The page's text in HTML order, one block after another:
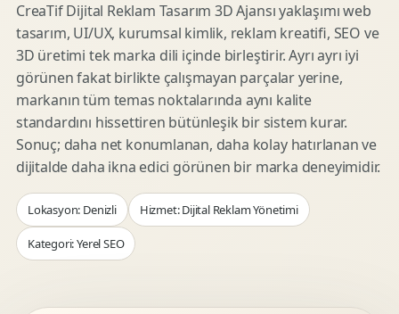
CreaTif Dijital Reklam Tasarım 3D Ajansı yaklaşımı web
tasarım, UI/UX, kurumsal kimlik, reklam kreatifi, SEO ve
3D üretimi tek marka dili içinde birleştirir. Ayrı ayrı iyi
görünen fakat birlikte çalışmayan parçalar yerine,
markanın tüm temas noktalarında aynı kalite
standardını hissettiren bütünleşik bir sistem kurar.
Sonuç; daha net konumlanan, daha kolay hatırlanan ve
dijitalde daha ikna edici görünen bir marka deneyimidir.
Lokasyon: Denizli Hizmet: Dijital Reklam Yönetimi
Kategori: Yerel SEO